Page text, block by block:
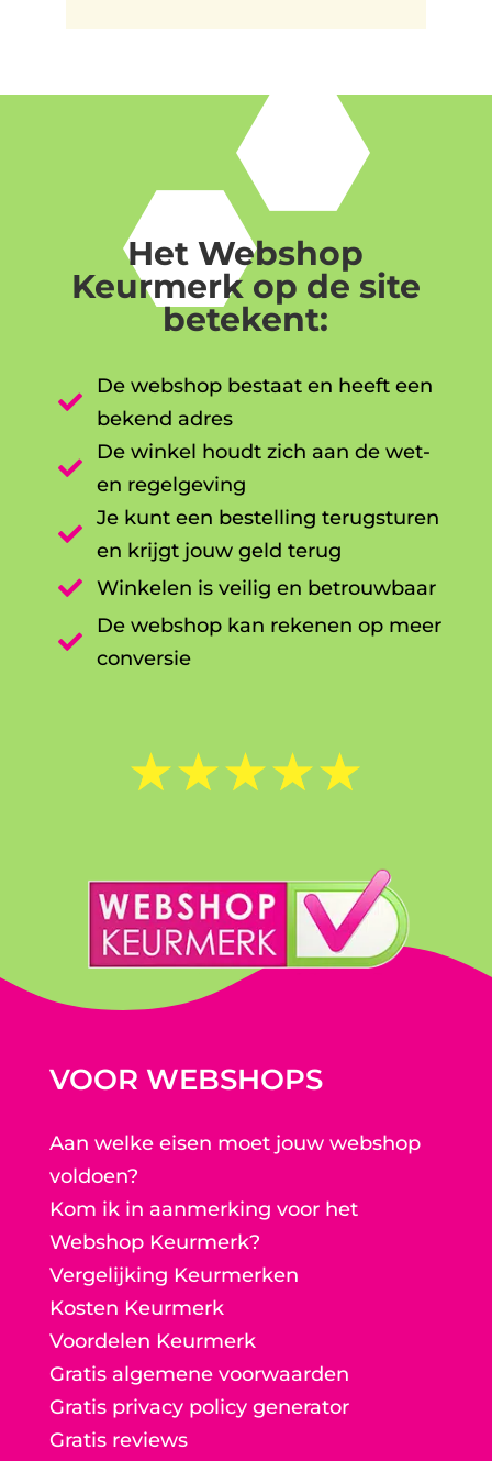
Het Webshop
Keurmerk op de site
betekent:

De webshop bestaat en heeft een
bekend adres

De winkel houdt zich aan de wet-
en regelgeving

Je kunt een bestelling terugsturen
en krijgt jouw geld terug

Winkelen is veilig en betrouwbaar

De webshop kan rekenen op meer
conversie
☆☆☆☆☆
VOOR WEBSHOPS
Aan welke eisen moet jouw webshop
voldoen?
Kom ik in aanmerking voor het
Webshop Keurmerk?
Vergelijking Keurmerken
Kosten Keurmerk
Voordelen Keurmerk
Gratis algemene voorwaarden
Gratis privacy policy generator
Gratis reviews